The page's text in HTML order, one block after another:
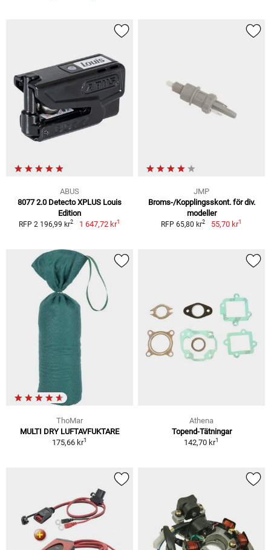
ABUS
8077 2.0 Detecto XPLUS Louis
Edition
RFP 2 196,99 kr2 1 647,72 kr1
JMP
Broms-/Kopplingsskont. för div.
modeller
RFP 65,80 kr2 55,70 kr1
ThoMar
MULTI DRY LUFTAVFUKTARE
175,66 kr1
Athena
Topend-Tätningar
142,70 kr1